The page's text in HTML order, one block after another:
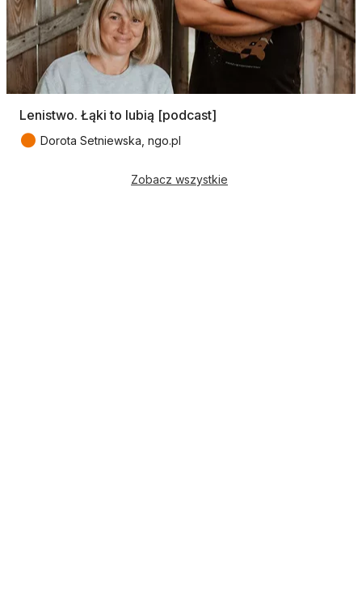
Lenistwo. Łąki to lubią [podcast]
● Dorota Setniewska, ngo.pl
Zobacz wszystkie